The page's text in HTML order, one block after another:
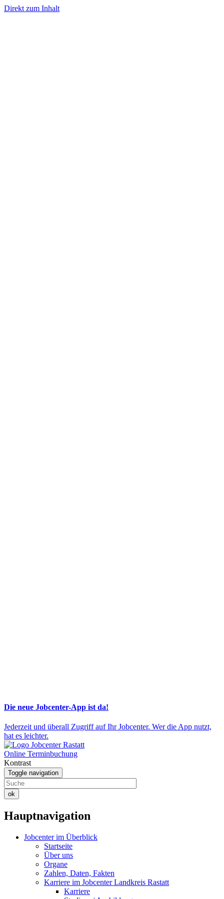
Direkt zum Inhalt
Die neue Jobcenter-App ist da!
Jederzeit und überall Zugriff auf Ihr Jobcenter. Wer die App nutzt,
hat es leichter.
Online Terminbuchung
Kontrast
Toggle navigation
ok
Hauptnavigation
Jobcenter im Überblick
Startseite
Über uns
Organe
Zahlen, Daten, Fakten
Karriere im Jobcenter Landkreis Rastatt
Karriere